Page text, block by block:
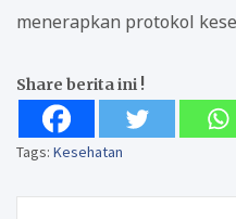
menerapkan protokol
Share berita ini !
Tags: Kesehatan